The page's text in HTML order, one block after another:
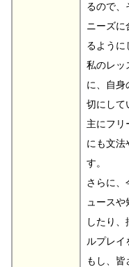
るので、
ニーズに
るように
私のレッ
に、自身
切にして
主にフリ
にも文法
す。
さらに、
ュース
したり
ルプレイ
もし、皆